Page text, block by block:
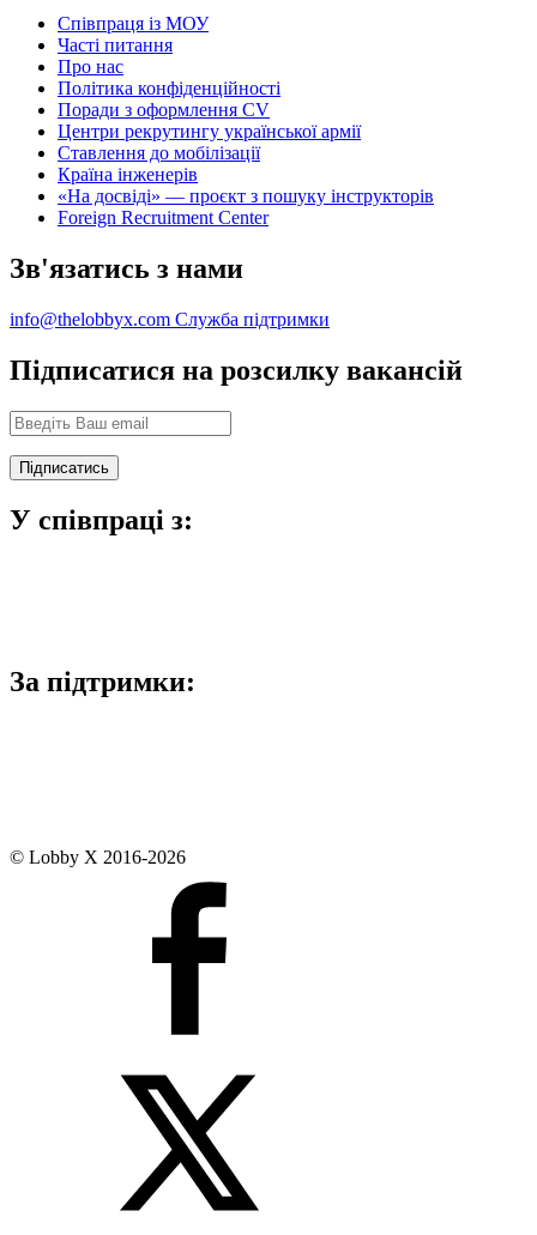
Співпраця із МОУ
Часті питання
Про нас
Політика конфіденційності
Поради з оформлення CV
Центри рекрутингу української армії
Ставлення до мобілізації
Країна інженерів
«На досвіді» — проєкт з пошуку інструкторів
Foreign Recruitment Center
Зв'язатись з нами
info@thelobbyx.com Служба підтримки
Підписатися на розсилку вакансій
У співпраці з:
За підтримки:
© Lobby X 2016-2026